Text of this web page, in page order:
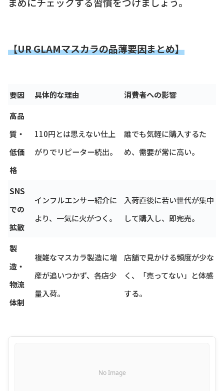
【UR GLAMマスカラの品薄要因まとめ】
要因 具体的な理由
消費者への影響
高品
質・
低価
格
110円とは思えない仕上
がりでリピーター続出。
誰でも気軽に購入するた
め、需要が常に高い。
SNS
での
拡散
インフルエンサー紹介に
より、一気に火がつく。
入荷直後に若い世代が集中
して購入し、即完売。
製
造・
物流
体制
複雑なマスカラ製造に増
産が追いつかず、各店少
量入荷。
店舗で見かける頻度が少な
く、「売ってない」と体感
する。
No Image